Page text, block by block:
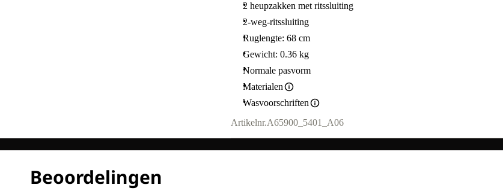
2 heupzakken met ritssluiting
2-weg-ritssluiting
Ruglengte: 68 cm
Gewicht: 0.36 kg
Normale pasvorm
Materialen
Wasvoorschriften
Artikelnr.A65900_5401_A06